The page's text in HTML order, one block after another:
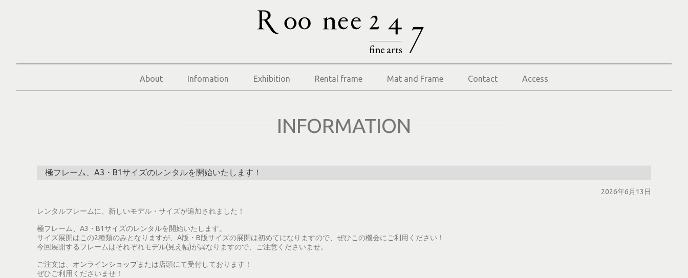
About Infomation Exhibition Rental frame Mat and Frame Contact Access
INFORMATION
極フレーム、A3・B1サイズのレンタルを開始いたします！
2026年6月13日
レンタルフレームに、新しいモデル・サイズが追加されました！
極フレーム、A3・B1サイズのレンタルを開始いたします。
サイズ展開はこの2種類のみとなりますが、A版・B版サイズの展開は初めてになりますので、ぜひこの機会にご利用ください！
今回展開するフレームはそれぞれモデル(見え幅)が異なりますので、ご注意くださいませ。
ご注文は、 オンラインショップまたは店頭にて受付しております！
ぜひご利用くださいませ！